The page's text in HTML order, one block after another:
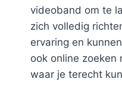
videoband om te
zich volledig
ervaring en
ook online zoeken
waar je terecht